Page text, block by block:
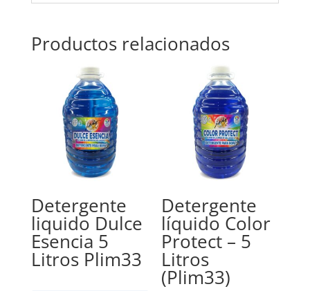
Productos relacionados
Detergente
liquido Dulce
Esencia 5
Litros Plim33
Detergente
líquido Color
Protect – 5
Litros
(Plim33)